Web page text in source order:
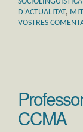
D'ACTUALITAT,
VOSTRES
CCMA